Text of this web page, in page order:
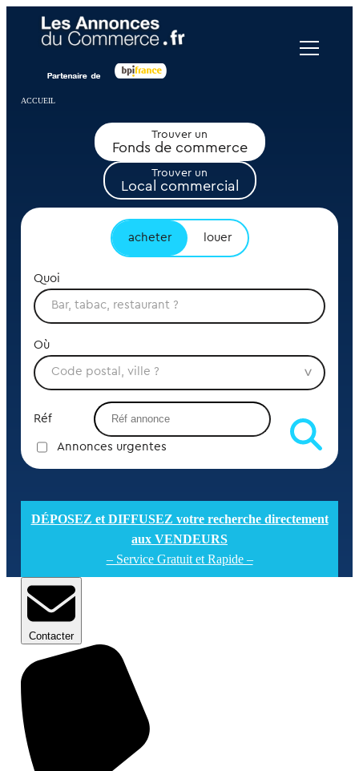
ACCUEIL
Trouver un
Fonds de commerce
Trouver un
Local commercial
acheter louer
Quoi
Où
Réf
Annonces urgentes
DÉPOSEZ et DIFFUSEZ votre recherche directement
aux VENDEURS
– Service Gratuit et Rapide –
Contacter
Panneau de gestion des cookies